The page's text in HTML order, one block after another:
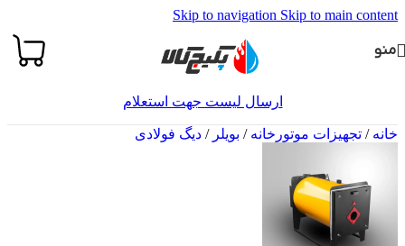
Skip to navigation Skip to main content
منو
ارسال لیست جهت استعلام
خانه/ تجهیزات موتورخانه/ بویلر/ دیگ فولادی